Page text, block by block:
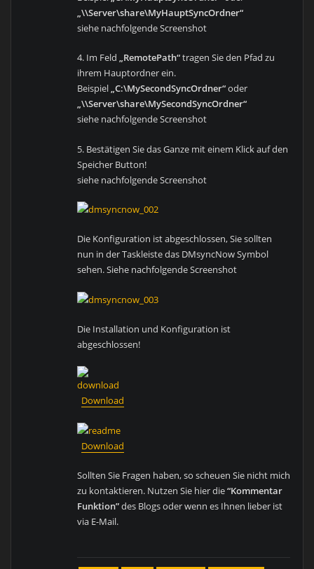
„\\Server\share\MyHauptSyncOrdner“
siehe nachfolgende Screenshot
4. Im Feld„RemotePath“tragen Sie den Pfad zu
ihrem Hauptordner ein.
Beispiel„C:\MySecondSyncOrdner“oder
„\\Server\share\MySecondSyncOrdner“
siehe nachfolgende Screenshot
5. Bestätigen Sie das Ganze mit einem Klick auf den
Speicher Button!
siehe nachfolgende Screenshot
Die Konfiguration ist abgeschlossen, Sie sollten
nun in der Taskleiste das DMsyncNow Symbol
sehen. Siehe nachfolgende Screenshot
Die Installation und Konfiguration ist
abgeschlossen!
Download
Download
Sollten Sie Fragen haben, so scheuen Sie nicht mich
zu kontaktieren. Nutzen Sie hier die“Kommentar
Funktion”des Blogs oder wenn es Ihnen lieber ist
via E-Mail.